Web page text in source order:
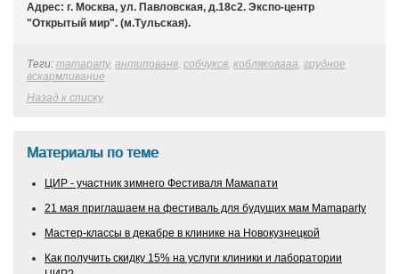
Адрес: г. Москва, ул. Павловская, д.18с2. Экспо-центр
"Открытый мир". (м.Тульская).
Теги: mamaparty, антипованв, собчуксв, кобляковааа, грудное
вскармливание
Назад к списку
Материалы по теме
ЦИР - участник зимнего Фестиваля Мамапати
21 мая приглашаем на фестиваль для будущих мам Mamaparty
Мастер-классы в декабре в клинике на Новокузнецкой
Как получить скидку 15% на услуги клиники и лаборатории